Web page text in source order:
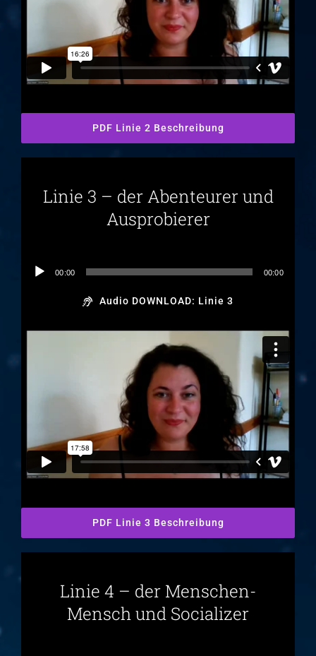
PDF Linie 2 Beschreibung
Linie 3 – der Abenteurer und
Ausprobierer
Audio-00:00 00:00
Audio DOWNLOAD: Linie 3
PDF Linie 3 Beschreibung
Linie 4 – der Menschen-
Mensch und Socializer